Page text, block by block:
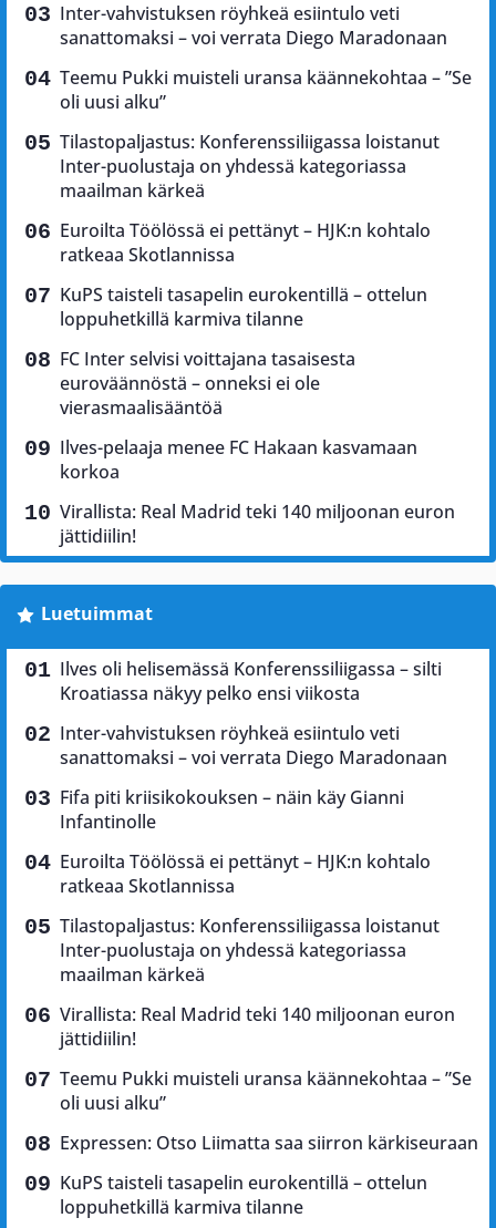
Inter-vahvistuksen röyhkeä esiintulo veti
sanattomaksi – voi verrata Diego Maradonaan
Teemu Pukki muisteli uransa käännekohtaa – ”Se
oli uusi alku”
Tilastopaljastus: Konferenssiliigassa loistanut
Inter-puolustaja on yhdessä kategoriassa
maailman kärkeä
Euroilta Töölössä ei pettänyt – HJK:n kohtalo
ratkeaa Skotlannissa
KuPS taisteli tasapelin eurokentillä – ottelun
loppuhetkillä karmiva tilanne
FC Inter selvisi voittajana tasaisesta
euroväännöstä – onneksi ei ole
vierasmaalisääntöä
Ilves-pelaaja menee FC Hakaan kasvamaan
korkoa
Virallista: Real Madrid teki 140 miljoonan euron
jättidiilin!
Luetuimmat
Ilves oli helisemässä Konferenssiliigassa – silti
Kroatiassa näkyy pelko ensi viikosta
Inter-vahvistuksen röyhkeä esiintulo veti
sanattomaksi – voi verrata Diego Maradonaan
Fifa piti kriisikokouksen – näin käy Gianni
Infantinolle
Euroilta Töölössä ei pettänyt – HJK:n kohtalo
ratkeaa Skotlannissa
Tilastopaljastus: Konferenssiliigassa loistanut
Inter-puolustaja on yhdessä kategoriassa
maailman kärkeä
Virallista: Real Madrid teki 140 miljoonan euron
jättidiilin!
Teemu Pukki muisteli uransa käännekohtaa – ”Se
oli uusi alku”
Expressen: Otso Liimatta saa siirron kärkiseuraan
KuPS taisteli tasapelin eurokentillä – ottelun
loppuhetkillä karmiva tilanne